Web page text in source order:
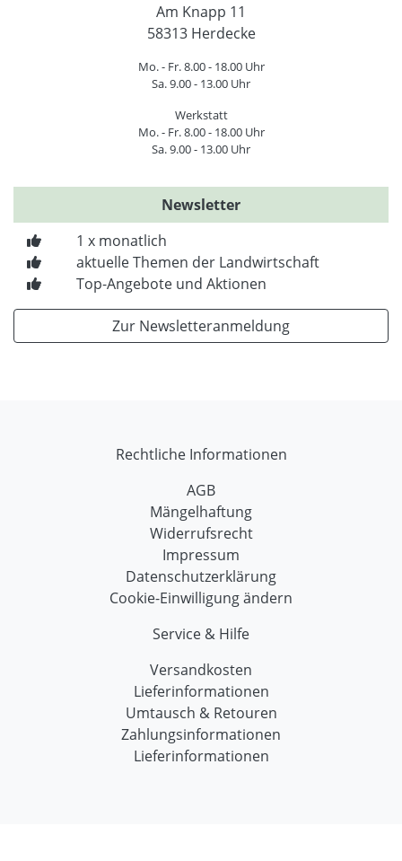
Am Knapp 11
58313 Herdecke
Mo. - Fr. 8.00 - 18.00 Uhr
Sa. 9.00 - 13.00 Uhr
Werkstatt
Mo. - Fr. 8.00 - 18.00 Uhr
Sa. 9.00 - 13.00 Uhr
Newsletter
1 x monatlich
aktuelle Themen der Landwirtschaft
Top-Angebote und Aktionen
Zur Newsletteranmeldung
Rechtliche Informationen
AGB
Mängelhaftung
Widerrufsrecht
Impressum
Datenschutzerklärung
Cookie-Einwilligung ändern
Service & Hilfe
Versandkosten
Lieferinformationen
Umtausch & Retouren
Zahlungsinformationen
Lieferinformationen